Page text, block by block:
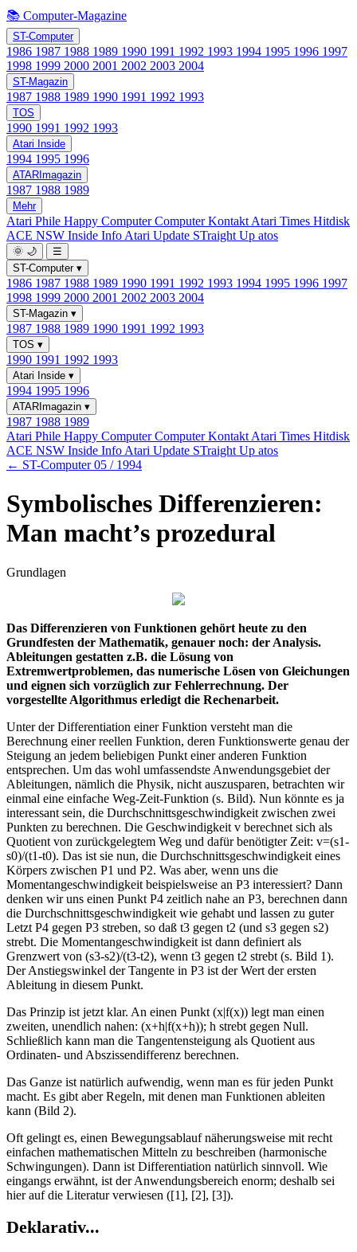
📚 Computer-Magazine
ST-Computer
1986 1987 1988 1989 1990 1991 1992 1993 1994 1995 1996 1997
1998 1999 2000 2001 2002 2003 2004
ST-Magazin
1987 1988 1989 1990 1991 1992 1993
TOS
1990 1991 1992 1993
Atari Inside
1994 1995 1996
ATARImagazin
1987 1988 1989
Mehr
Atari Phile Happy ComputerComputer Kontakt Atari Times Hitdisk
ACE NSW Inside Info Atari Update STraight Up atos
🌞 🌙
☰
ST-Computer ▾
1986 1987 1988 1989 1990 1991 1992 1993 1994 1995 1996 1997
1998 1999 2000 2001 2002 2003 2004
ST-Magazin ▾
1987 1988 1989 1990 1991 1992 1993
TOS ▾
1990 1991 1992 1993
Atari Inside ▾
1994 1995 1996
ATARImagazin ▾
1987 1988 1989
Atari Phile Happy ComputerComputer Kontakt Atari Times Hitdisk
ACE NSW Inside Info Atari Update STraight Up atos
← ST-Computer 05 / 1994
Symbolisches Differenzieren:
Man macht’s prozedural
Grundlagen
Das Differenzieren von Funktionen gehört heute zu den
Grundfesten der Mathematik, genauer noch: der Analysis.
Ableitungen gestatten z.B. die Lösung von
Extremwertproblemen, das numerische Lösen von Gleichungen
und eignen sich vorzüglich zur Fehlerrechnung. Der
vorgestellte Algorithmus erledigt die Rechenarbeit.
Unter der Differentiation einer Funktion versteht man die
Berechnung einer reellen Funktion, deren Funktionswerte genau der
Steigung an jedem beliebigen Punkt einer anderen Funktion
entsprechen. Um das wohl umfassendste Anwendungsgebiet der
Ableitungen, nämlich die Physik, nicht auszusparen, betrachten wir
einmal eine einfache Weg-Zeit-Funktion (s. Bild). Nun könnte es ja
interessant sein, die Durchschnittsgeschwindigkeit zwischen zwei
Punkten zu berechnen. Die Geschwindigkeit v berechnet sich als
Quotient von zurückgelegtem Weg und dafür benötigter Zeit: v=(s1-
s0)/(t1-t0). Das ist sie nun, die Durchschnittsgeschwindigkeit eines
Körpers zwischen P1 und P2. Was aber, wenn uns die
Momentangeschwindigkeit beispielsweise an P3 interessiert? Dann
denken wir uns einen Punkt P4 zeitlich nahe an P3, berechnen dann
die Durchschnittsgeschwindigkeit wie gehabt und lassen zu guter
Letzt P4 gegen P3 streben, so daß t3 gegen t2 (und s3 gegen s2)
strebt. Die Momentangeschwindigkeit ist dann definiert als
Grenzwert von (s3-s2)/(t3-t2), wenn t3 gegen t2 strebt (s. Bild 1).
Der Anstiegswinkel der Tangente in P3 ist der Wert der ersten
Ableitung in diesem Punkt.
Das Prinzip ist jetzt klar. An einen Punkt (x|f(x)) legt man einen
zweiten, unendlich nahen: (x+h|f(x+h)); h strebt gegen Null.
Schließlich kann man die Tangentensteigung als Quotient aus
Ordinaten- und Abszissendifferenz berechnen.
Das Ganze ist natürlich aufwendig, wenn man es für jeden Punkt
macht. Es gibt aber Regeln, mit denen man Funktionen ableiten
kann (Bild 2).
Oft gelingt es, einen Bewegungsablauf näherungsweise mit recht
einfachen mathematischen Mitteln zu beschreiben (harmonische
Schwingungen). Dann ist Differentiation natürlich sinnvoll. Wie
eingangs erwähnt, ist der Anwendungsbereich enorm; deshalb sei
hier auf die Literatur verwiesen ([1], [2], [3]).
Deklarativ...